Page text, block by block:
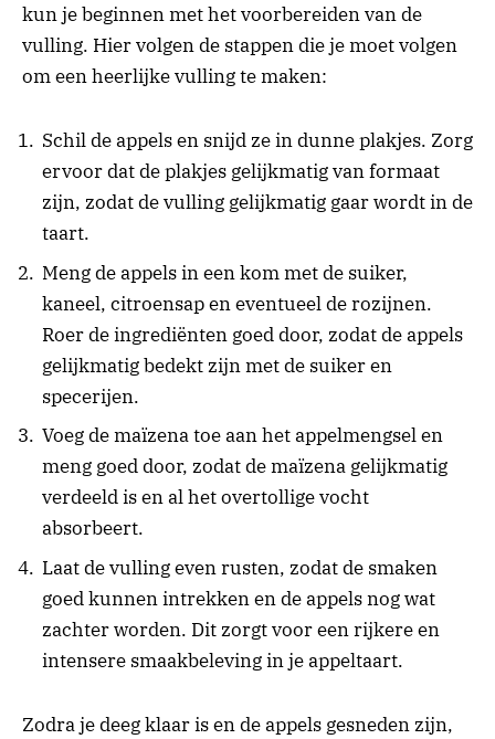
kun je beginnen met het voorbereiden van de
vulling. Hier volgen de stappen die je moet volgen
om een heerlijke vulling te maken:
Schil de appels en snijd ze in dunne plakjes. Zorg
ervoor dat de plakjes gelijkmatig van formaat
zijn, zodat de vulling gelijkmatig gaar wordt in de
taart.
Meng de appels in een kom met de suiker,
kaneel, citroensap en eventueel de rozijnen.
Roer de ingrediënten goed door, zodat de appels
gelijkmatig bedekt zijn met de suiker en
specerijen.
Voeg de maïzena toe aan het appelmengsel en
meng goed door, zodat de maïzena gelijkmatig
verdeeld is en al het overtollige vocht
absorbeert.
Laat de vulling even rusten, zodat de smaken
goed kunnen intrekken en de appels nog wat
zachter worden. Dit zorgt voor een rijkere en
intensere smaakbeleving in je appeltaart.
Zodra je deeg klaar is en de appels gesneden zijn,